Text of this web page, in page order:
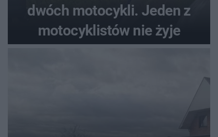
dwóch motocykli. Jeden z
motocyklistów nie żyje